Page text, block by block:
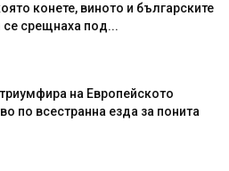
конете, виното и българските
се срещнаха под...
на Европейското
по всестранна езда за понита